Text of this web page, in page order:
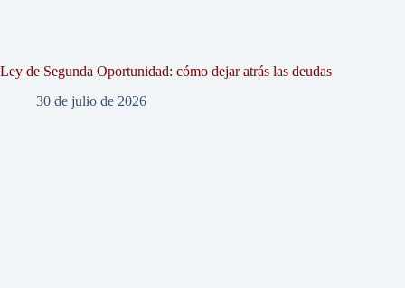
Ley de Segunda Oportunidad: cómo dejar atrás las deudas
30 de julio de 2026